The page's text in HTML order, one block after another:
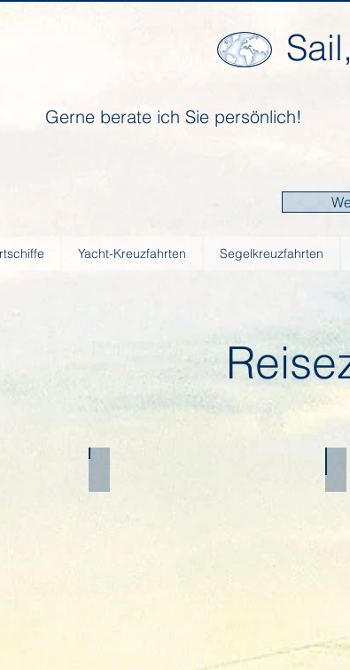
Gerne berate ich Sie persönlich!
Yacht-Kreuzfahrten Segelkreuzfahrten